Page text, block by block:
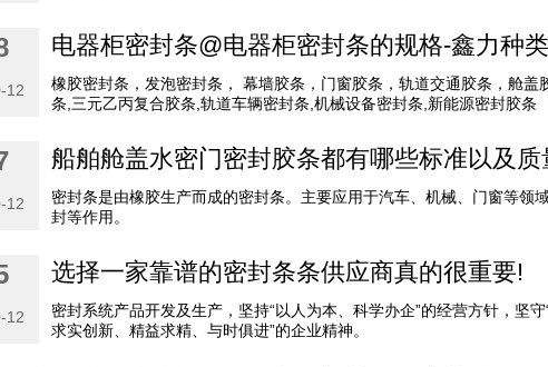
12
电器柜密封条@电器柜密封条的规格-鑫力种
橡胶密封条，发泡密封条， 幕墙胶条，门窗胶条，轨道交通胶条，舱
条,三元乙丙复合胶条,轨道车辆密封条,机械设备密封条,新能源密封胶条
12
船舶舱盖水密门密封胶条都有哪些标准以及质
密封条是由橡胶生产而成的密封条。主要应用于汽车、机械、门窗等领
封等作用。
12
选择一家靠谱的密封条条供应商真的很重要!
密封系统产品开发及生产，坚持“以人为本、科学办企”的经营方针，坚
求实创新、精益求精、与时俱进”的企业精神。